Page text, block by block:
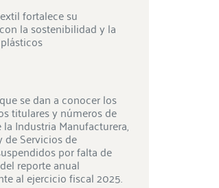
fortalece su
la sostenibilidad y la
se dan a conocer los
titulares y números de
la Industria Manufacturera,
de Servicios de
por falta de
reporte anual
al ejercicio fiscal 2025.